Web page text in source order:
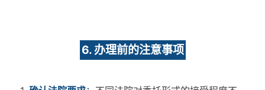
6. 办理前的注意事项